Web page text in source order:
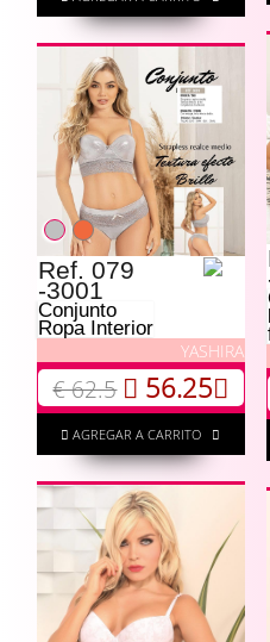
Ref. 079
-3001
Conjunto
Ropa Interior
YASHIRA
€ 62.5 56.25
AGREGAR A CARRITO